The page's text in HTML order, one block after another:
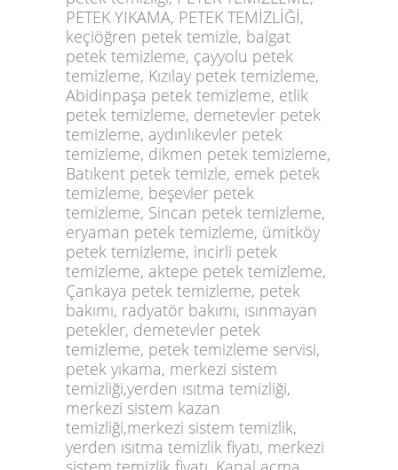
PETEK YIKAMA, PETEK TEMİZLİĞİ,
keçiöğren petek temizle, balgat
petek temizleme, çayyolu petek
temizleme, Kızılay petek temizleme,
Abidinpaşa petek temizleme, etlik
petek temizleme, demetevler petek
temizleme, aydınlıkevler petek
temizleme, dikmen petek temizleme,
Batıkent petek temizle, emek petek
temizleme, beşevler petek
temizleme, Sincan petek temizleme,
eryaman petek temizleme, ümitköy
petek temizleme, incirli petek
temizleme, aktepe petek temizleme,
Çankaya petek temizleme, petek
bakımı, radyatör bakımı, ısınmayan
petekler, demetevler petek
temizleme, petek temizleme servisi,
petek yıkama, merkezi sistem
temizliği,yerden ısıtma temizliği,
merkezi sistem kazan
temizliği,merkezi sistem temizlik,
yerden ısıtma temizlik fiyatı, merkezi